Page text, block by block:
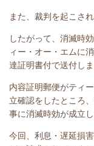
また、 裁判を起こさ
したがって、消滅時
ィー・オー・エムに
達証明書付で送付しま
内容証明郵便がティ
立確認をしたところ
事に消滅時効が成立し
今回、 利息・遅延損